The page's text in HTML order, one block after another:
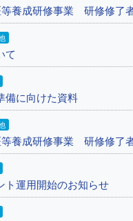
養成研修事業 研修修了
て
備に向けた資料
養成研修事業 研修修了
ト運用開始のお知らせ